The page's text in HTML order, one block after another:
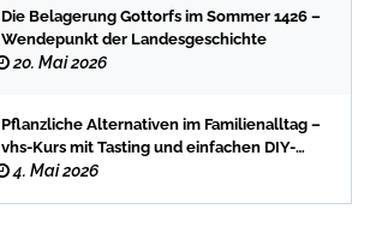
Die Belagerung Gottorfs im Sommer 1426 –
Wendepunkt der Landesgeschichte
20. Mai 2026
Pflanzliche Alternativen im Familienalltag –
vhs-Kurs mit Tasting und einfachen DIY-
Rezepten
4. Mai 2026